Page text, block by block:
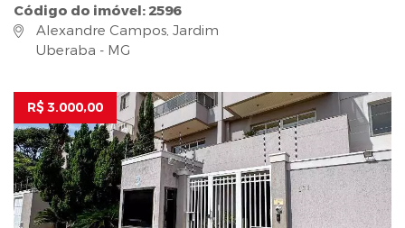
Código do imóvel: 2596
Alexandre Campos, Jardim
Uberaba - MG
R$ 3.000,00